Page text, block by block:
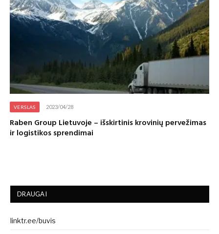
VERSLAS 2023/04/28
Raben Group Lietuvoje – išskirtinis krovinių pervežimas
ir logistikos sprendimai
DRAUGAI
linktr.ee/buvis